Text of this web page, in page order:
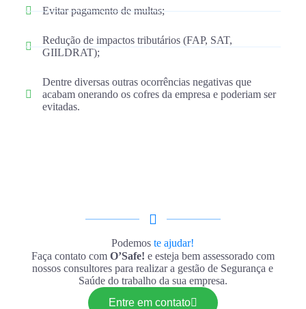
Evitar pagamento de multas;
Redução de impactos tributários (FAP, SAT,
GIILDRAT);
Dentre diversas outras ocorrências negativas que
acabam onerando os cofres da empresa e poderiam ser
evitadas.
Podemos te ajudar!
Faça contato com O’Safe! e esteja bem assessorado com
nossos consultores para realizar a gestão de Segurança e
Saúde do trabalho da sua empresa.
Entre em contato